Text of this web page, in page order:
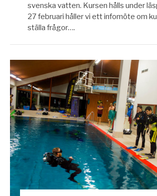
svenska vatten. Kursen hålls under
27 februari håller vi ett infomöte om
ställa frågor….